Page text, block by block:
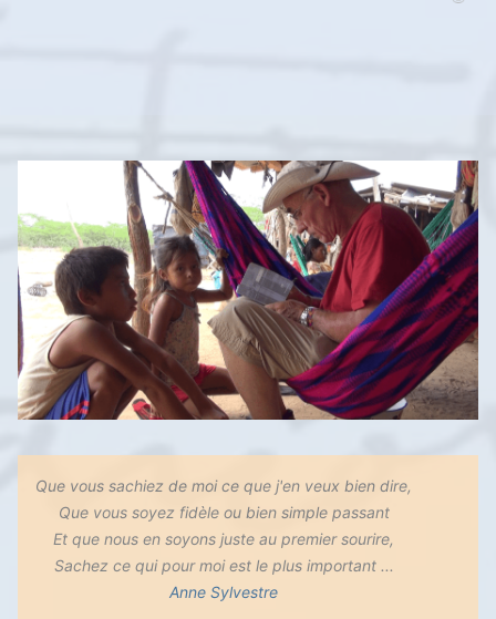
Que vous sachiez de moi ce que j'en veux bien dire,
Que vous soyez fidèle ou bien simple passant
Et que nous en soyons juste au premier sourire,
Sachez ce qui pour moi est le plus important ...
Anne Sylvestre